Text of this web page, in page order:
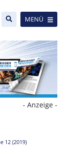
MENÜ
- Anzeige -
12 (2019)